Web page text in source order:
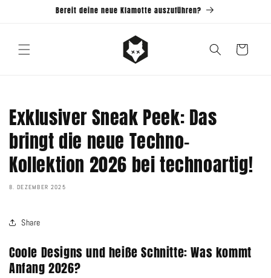
Bereit deine neue Klamotte auszuführen?
Warenkorb
Exklusiver Sneak Peek: Das
bringt die neue Techno-
Kollektion 2026 bei technoartig!
8. DEZEMBER 2025
Share
Coole Designs und heiße Schnitte: Was kommt
Anfang 2026?